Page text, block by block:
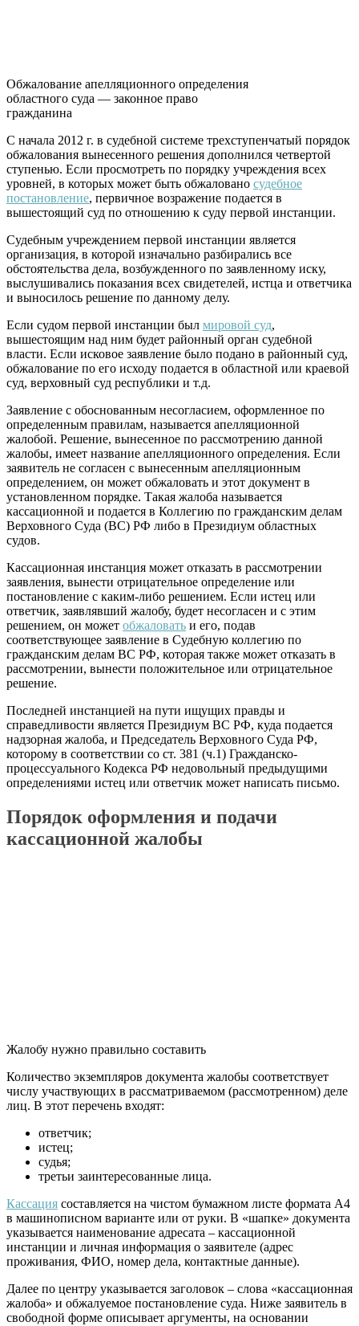
Обжалование апелляционного определения
областного суда — законное право
гражданина
С начала 2012 г. в судебной системе трехступенчатый порядок
обжалования вынесенного решения дополнился четвертой
ступенью. Если просмотреть по порядку учреждения всех
уровней, в которых может быть обжаловано судебное
постановление, первичное возражение подается в
вышестоящий суд по отношению к суду первой инстанции.
Судебным учреждением первой инстанции является
организация, в которой изначально разбирались все
обстоятельства дела, возбужденного по заявленному иску,
выслушивались показания всех свидетелей, истца и ответчика
и выносилось решение по данному делу.
Если судом первой инстанции был мировой суд,
вышестоящим над ним будет районный орган судебной
власти. Если исковое заявление было подано в районный суд,
обжалование по его исходу подается в областной или краевой
суд, верховный суд республики и т.д.
Заявление с обоснованным несогласием, оформленное по
определенным правилам, называется апелляционной
жалобой. Решение, вынесенное по рассмотрению данной
жалобы, имеет название апелляционного определения. Если
заявитель не согласен с вынесенным апелляционным
определением, он может обжаловать и этот документ в
установленном порядке. Такая жалоба называется
кассационной и подается в Коллегию по гражданским делам
Верховного Суда (ВС) РФ либо в Президиум областных
судов.
Кассационная инстанция может отказать в рассмотрении
заявления, вынести отрицательное определение или
постановление с каким-либо решением. Если истец или
ответчик, заявлявший жалобу, будет несогласен и с этим
решением, он может обжаловать и его, подав
соответствующее заявление в Судебную коллегию по
гражданским делам ВС РФ, которая также может отказать в
рассмотрении, вынести положительное или отрицательное
решение.
Последней инстанцией на пути ищущих правды и
справедливости является Президиум ВС РФ, куда подается
надзорная жалоба, и Председатель Верховного Суда РФ,
которому в соответствии со ст. 381 (ч.1) Гражданско-
процессуального Кодекса РФ недовольный предыдущими
определениями истец или ответчик может написать письмо.
Порядок оформления и подачи
кассационной жалобы
Жалобу нужно правильно составить
Количество экземпляров документа жалобы соответствует
числу участвующих в рассматриваемом (рассмотренном) деле
лиц. В этот перечень входят:
ответчик;
истец;
судья;
третьи заинтересованные лица.
Кассация составляется на чистом бумажном листе формата А4
в машинописном варианте или от руки. В «шапке» документа
указывается наименование адресата – кассационной
инстанции и личная информация о заявителе (адрес
проживания, ФИО, номер дела, контактные данные).
Далее по центру указывается заголовок – слова «кассационная
жалоба» и обжалуемое постановление суда. Ниже заявитель в
свободной форме описывает аргументы, на основании